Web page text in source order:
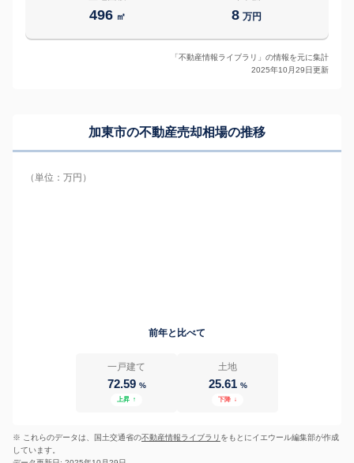
496 ㎡ 8 万円
「不動産情報ライブラリ」の情報を元に集計
2025年10月29日更新
加東市の不動産売却相場の推移
（単位：万円）
前年と比べて
一戸建て
72.59 %
上昇 ↑
土地
25.61 %
下降 ↓
※ これらのデータは、国土交通省の不動産情報ライブラリ をもとにイエウール編集部が作成
しています。